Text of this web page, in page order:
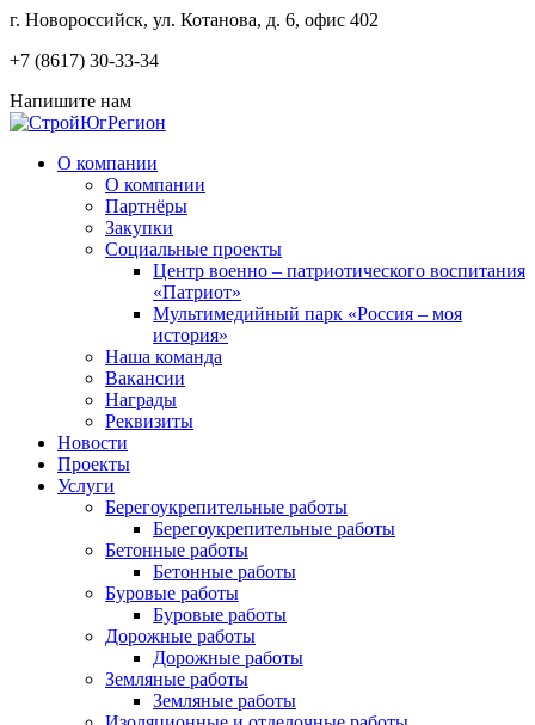
г. Новороссийск, ул. Котанова, д. 6, офис 402
+7 (8617) 30-33-34
Напишите нам
О компании
О компании
Партнёры
Закупки
Социальные проекты
Центр военно – патриотического воспитания
«Патриот»
Мультимедийный парк «Россия – моя
история»
Наша команда
Вакансии
Награды
Реквизиты
Новости
Проекты
Услуги
Берегоукрепительные работы
Берегоукрепительные работы
Бетонные работы
Бетонные работы
Буровые работы
Буровые работы
Дорожные работы
Дорожные работы
Земляные работы
Земляные работы